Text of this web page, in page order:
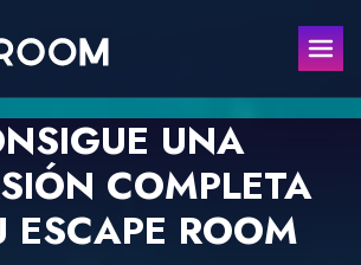
JAGUAR
UNA
COMPLETA
ESCAPE ROOM